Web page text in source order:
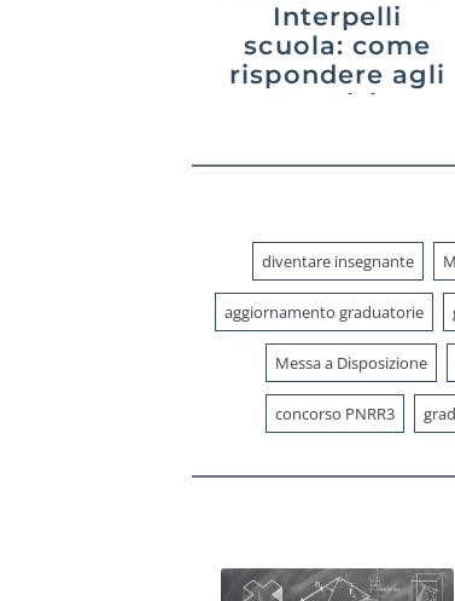
Interpelli
scuola: come
rispondere agli
avvisi
diventare insegnante
aggiornamento graduatorie
Messa a Disposizione
concorso PNRR3